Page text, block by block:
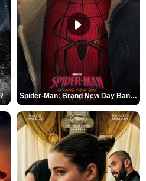
Spider-Man: Brand New Day Bande-annonce VO STFR